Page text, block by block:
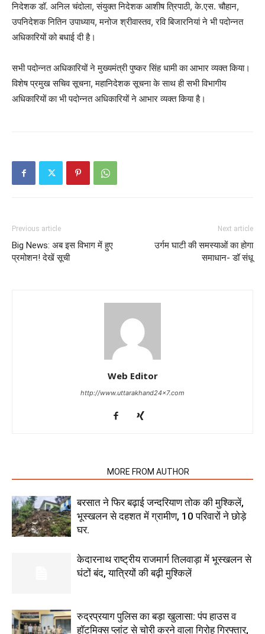
निदेशक डॉ. अनिल चंदोला, संयुक्त निदेशक आशीष त्रिपाठी, के.एस. चौहान,
उपनिदेशक नितिन उपाध्याय, मनोज श्रीवास्तव, रवि बिजारनियां ने भी पदोन्नत
अधिकारियों को बधाई दी है।
सभी पदोन्नत अधिकारियों ने मुख्यमंत्री पुष्कर सिंह धामी का आभार व्यक्त किया।
विशेष प्रमुख सचिव सूचना, महानिदेशक सूचना के साथ ही सभी विभागीय
अधिकारियों का भी पदोन्नत अधिकारियों ने आभार व्यक्त किया है।
Previous article
Big News: अब इस विभाग में हुए
प्रमोशन! देखें सूची
Next article
उर्गम घाटी की समस्याओं का होगा
समाधान- डॉ संधू
Web Editor
http://www.uttarakhand24x7.com
MORE FROM AUTHOR
बरसात ने फिर बढ़ाई जन्दरियाण तोक की मुश्किलें,
भूस्खलन से दहशत में ग्रामीण, 10 परिवारों ने छोड़े
घर.
केदारनाथ राष्ट्रीय राजमार्ग तिलवाड़ा में भूस्खलन से
घंटों बंद, यात्रियों की बढ़ी मुश्किलें
रुद्रप्रयाग पुलिस का बड़ा खुलासा: पंप हाउस व
हॉटमिक्स प्लांट से चोरी करने वाला गिरोह गिरफ्तार,